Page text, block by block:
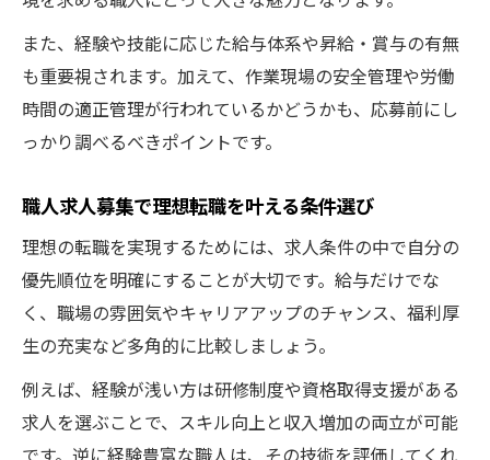
また、経験や技能に応じた給与体系や昇給・賞与の有無
も重要視されます。加えて、作業現場の安全管理や労働
時間の適正管理が行われているかどうかも、応募前にし
っかり調べるべきポイントです。
職人求人募集で理想転職を叶える条件選び
理想の転職を実現するためには、求人条件の中で自分の
優先順位を明確にすることが大切です。給与だけでな
く、職場の雰囲気やキャリアアップのチャンス、福利厚
生の充実など多角的に比較しましょう。
例えば、経験が浅い方は研修制度や資格取得支援がある
求人を選ぶことで、スキル向上と収入増加の両立が可能
です。逆に経験豊富な職人は、その技術を評価してくれ